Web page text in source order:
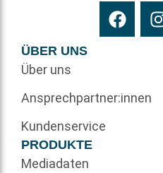
ÜBER UNS
Über uns
Ansprechpartner:innen
Kundenservice
PRODUKTE
Mediadaten